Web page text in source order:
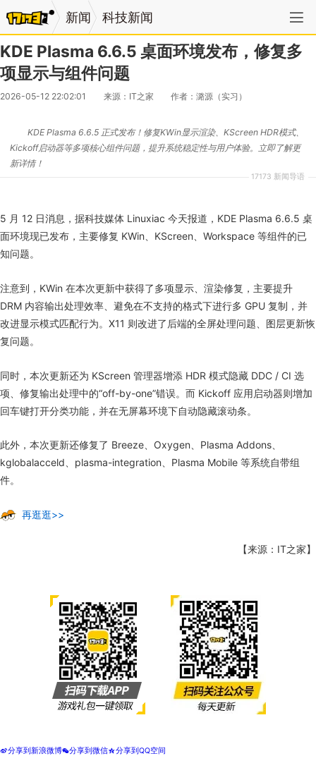
新闻 科技新闻
KDE Plasma 6.6.5 桌面环境发布，修复多
项显示与组件问题
2026-05-12 22:02:01 来源：IT之家 作者：潞源（实习）
17173 新闻导语
KDE Plasma 6.6.5 正式发布！修复KWin显示渲染、KScreen HDR模式、
Kickoff启动器等多项核心组件问题，提升系统稳定性与用户体验。立即了解更
新详情！
5 月 12 日消息，据科技媒体 Linuxiac 今天报道，KDE Plasma 6.6.5 桌
面环境现已发布，主要修复 KWin、KScreen、Workspace 等组件的已
知问题。
注意到，KWin 在本次更新中获得了多项显示、渲染修复，主要提升
DRM 内容输出处理效率、避免在不支持的格式下进行多 GPU 复制，并
改进显示模式匹配行为。X11 则改进了后端的全屏处理问题、图层更新恢
复问题。
同时，本次更新还为 KScreen 管理器增添 HDR 模式隐藏 DDC / CI 选
项、修复输出处理中的“off-by-one”错误。而 Kickoff 应用启动器则增加
回车键打开分类功能，并在无屏幕环境下自动隐藏滚动条。
此外，本次更新还修复了 Breeze、Oxygen、Plasma Addons、
kglobalacceld、plasma-integration、Plasma Mobile 等系统自带组
件。
再逛逛>>
【来源：IT之家】
t分享到新浪微博w分享到微信z分享到QQ空间